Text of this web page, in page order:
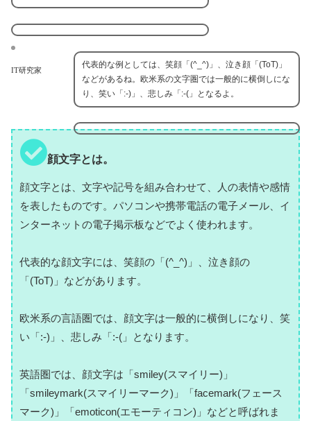
IT研究家
代表的な例としては、笑顔「(^_^)」、泣き顔「(ToT)」
などがあるね。欧米系の文字圏では一般的に横倒しにな
り、笑い「:-)」、悲しみ「:-(」となるよ。
顔文字とは。
顔文字とは、文字や記号を組み合わせて、人の表情や感情
を表したものです。パソコンや携帯電話の電子メール、イ
ンターネットの電子掲示板などでよく使われます。
代表的な顔文字には、笑顔の「(^_^)」、泣き顔の
「(ToT)」などがあります。
欧米系の言語圏では、顔文字は一般的に横倒しになり、笑
い「:-)」、悲しみ「:-(」となります。
英語圏では、顔文字は「smiley(スマイリー)」
「smileymark(スマイリーマーク)」「facemark(フェース
マーク)」「emoticon(エモーティコン)」などと呼ばれま